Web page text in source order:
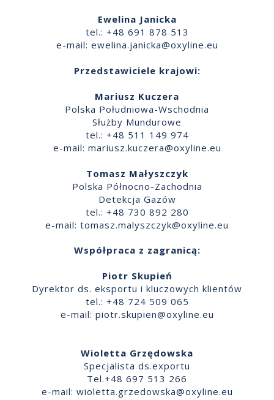
Ewelina Janicka
tel.: +48 691 878 513
e-mail: ewelina.janicka@oxyline.eu
Przedstawiciele krajowi:
Mariusz Kuczera
Polska Południowa-Wschodnia
Służby Mundurowe
tel.: +48 511 149 974
e-mail: mariusz.kuczera@oxyline.eu
Tomasz Małyszczyk
Polska Północno-Zachodnia
Detekcja Gazów
tel.: +48 730 892 280
e-mail: tomasz.malyszczyk@oxyline.eu
Współpraca z zagranicą:
Piotr Skupień
Dyrektor ds. eksportu i kluczowych klientów
tel.: +48 724 509 065
e-mail: piotr.skupien@oxyline.eu
Wioletta Grzędowska
Specjalista ds.exportu
Tel.+48 697 513 266
e-mail: wioletta.grzedowska@oxyline.eu